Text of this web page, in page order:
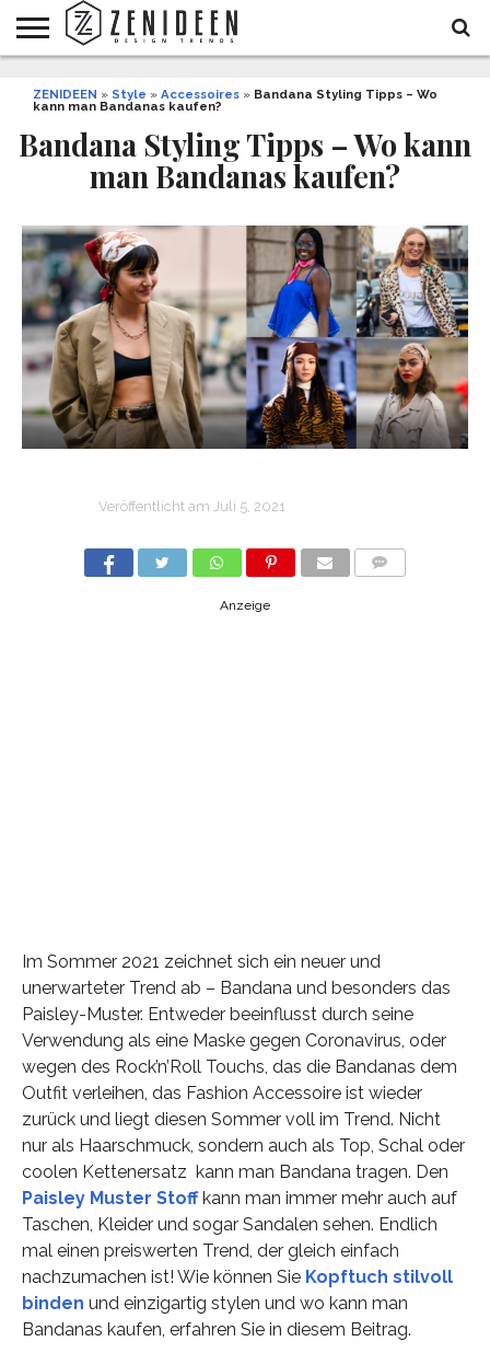
INNENDESIGN
ARCHITEKTUR
GARTEN
UND
LIFESTYLE
DEKO
&
DIY
STYLE
REZEPTE
GESUNDHEIT
WEIHNACHTEN
ZENIDEEN » Style » Accessoires » Bandana Styling Tipps – Wo
kann man Bandanas kaufen?
Bandana Styling Tipps – Wo kann
man Bandanas kaufen?
Veröffentlicht am Juli 5, 2021
Anzeige
Im Sommer 2021 zeichnet sich ein neuer und
unerwarteter Trend ab – Bandana und besonders das
Paisley-Muster. Entweder beeinflusst durch seine
Verwendung als eine Maske gegen Coronavirus, oder
wegen des Rock’n’Roll Touchs, das die Bandanas dem
Outfit verleihen, das Fashion Accessoire ist wieder
zurück und liegt diesen Sommer voll im Trend. Nicht
nur als Haarschmuck, sondern auch als Top, Schal oder
coolen Kettenersatz kann man Bandana tragen. Den
Paisley Muster Stoffkann man immer mehr auch auf
Taschen, Kleider und sogar Sandalen sehen. Endlich
mal einen preiswerten Trend, der gleich einfach
nachzumachen ist! Wie können Sie Kopftuch stilvoll
binden und einzigartig stylen und wo kann man
Bandanas kaufen, erfahren Sie in diesem Beitrag.